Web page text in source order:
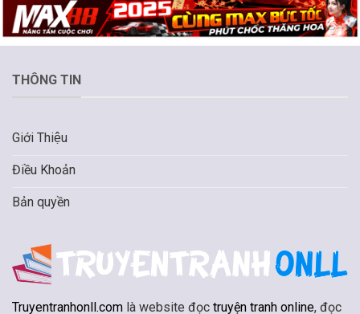
THÔNG TIN
Giới Thiệu
Điều Khoản
Bản quyền
Truyentranhonll.com là website đọc truyện tranh online, đọc